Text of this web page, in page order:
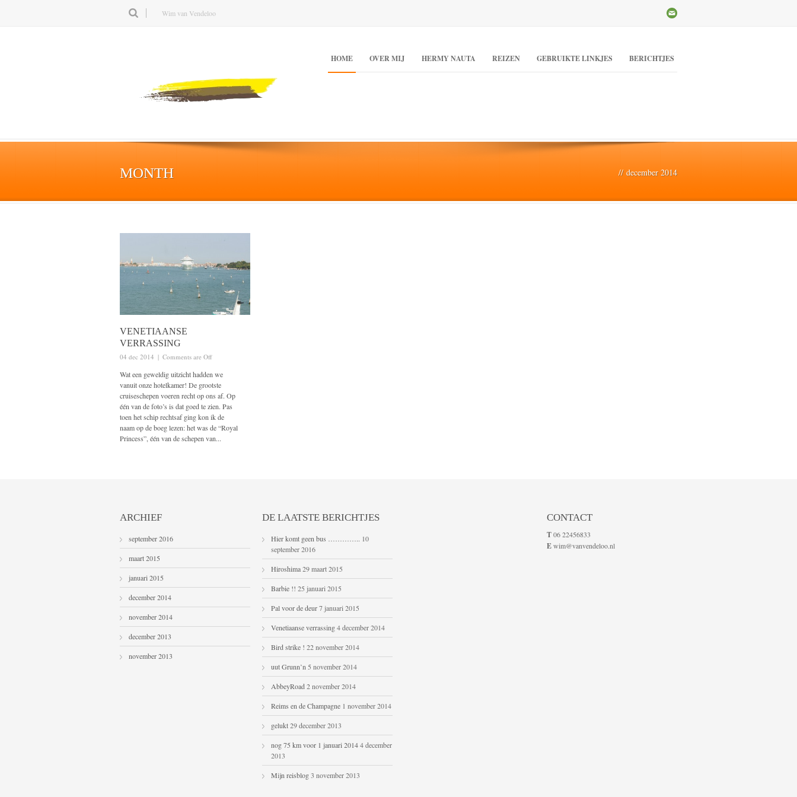
Wim van Vendeloo
HOME OVER MIJ HERMY NAUTA REIZEN GEBRUIKTE LINKJES BERICHTJES
MONTH // december 2014
VENETIAANSE
VERRASSING
04 dec 2014 | Comments are Off
Wat een geweldig uitzicht hadden we
vanuit onze hotelkamer! De grootste
cruiseschepen voeren recht op ons af. Op
één van de foto’s is dat goed te zien. Pas
toen het schip rechtsaf ging kon ik de
naam op de boeg lezen: het was de “Royal
Princess”, één van de schepen van...
ARCHIEF
september 2016
maart 2015
januari 2015
december 2014
november 2014
december 2013
november 2013
DE LAATSTE BERICHTJES
Hier komt geen bus ………….. 10
september 2016
Hiroshima29 maart 2015
Barbie !! 25 januari 2015
Pal voor de deur7 januari 2015
Venetiaanse verrassing4 december 2014
Bird strike ! 22 november 2014
uut Grunn’n 5 november 2014
AbbeyRoad2 november 2014
Reims en de Champagne 1 november 2014
gelukt29 december 2013
nog 75 km voor 1 januari 20144 december
2013
Mijn reisblog3 november 2013
CONTACT
T06 22456833
Ewim@vanvendeloo.nl